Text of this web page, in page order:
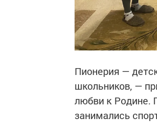
Пионерия —
школьников, —
любви к Родине.
занимались